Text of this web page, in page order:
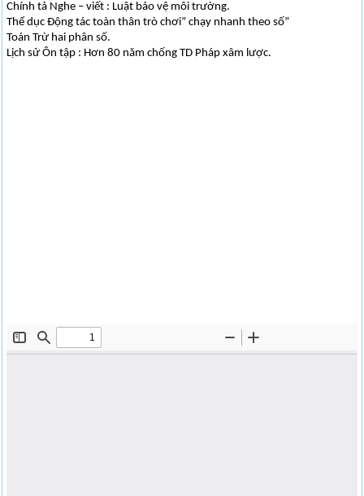
Chính tả Nghe – viết : Luật bảo vệ môi trường.
Thể dục Động tác toàn thân trò chơi” chạy nhanh theo số”
Toán Trừ hai phân số.
Lịch sử Ôn tập : Hơn 80 năm chống TD Pháp xâm lược.